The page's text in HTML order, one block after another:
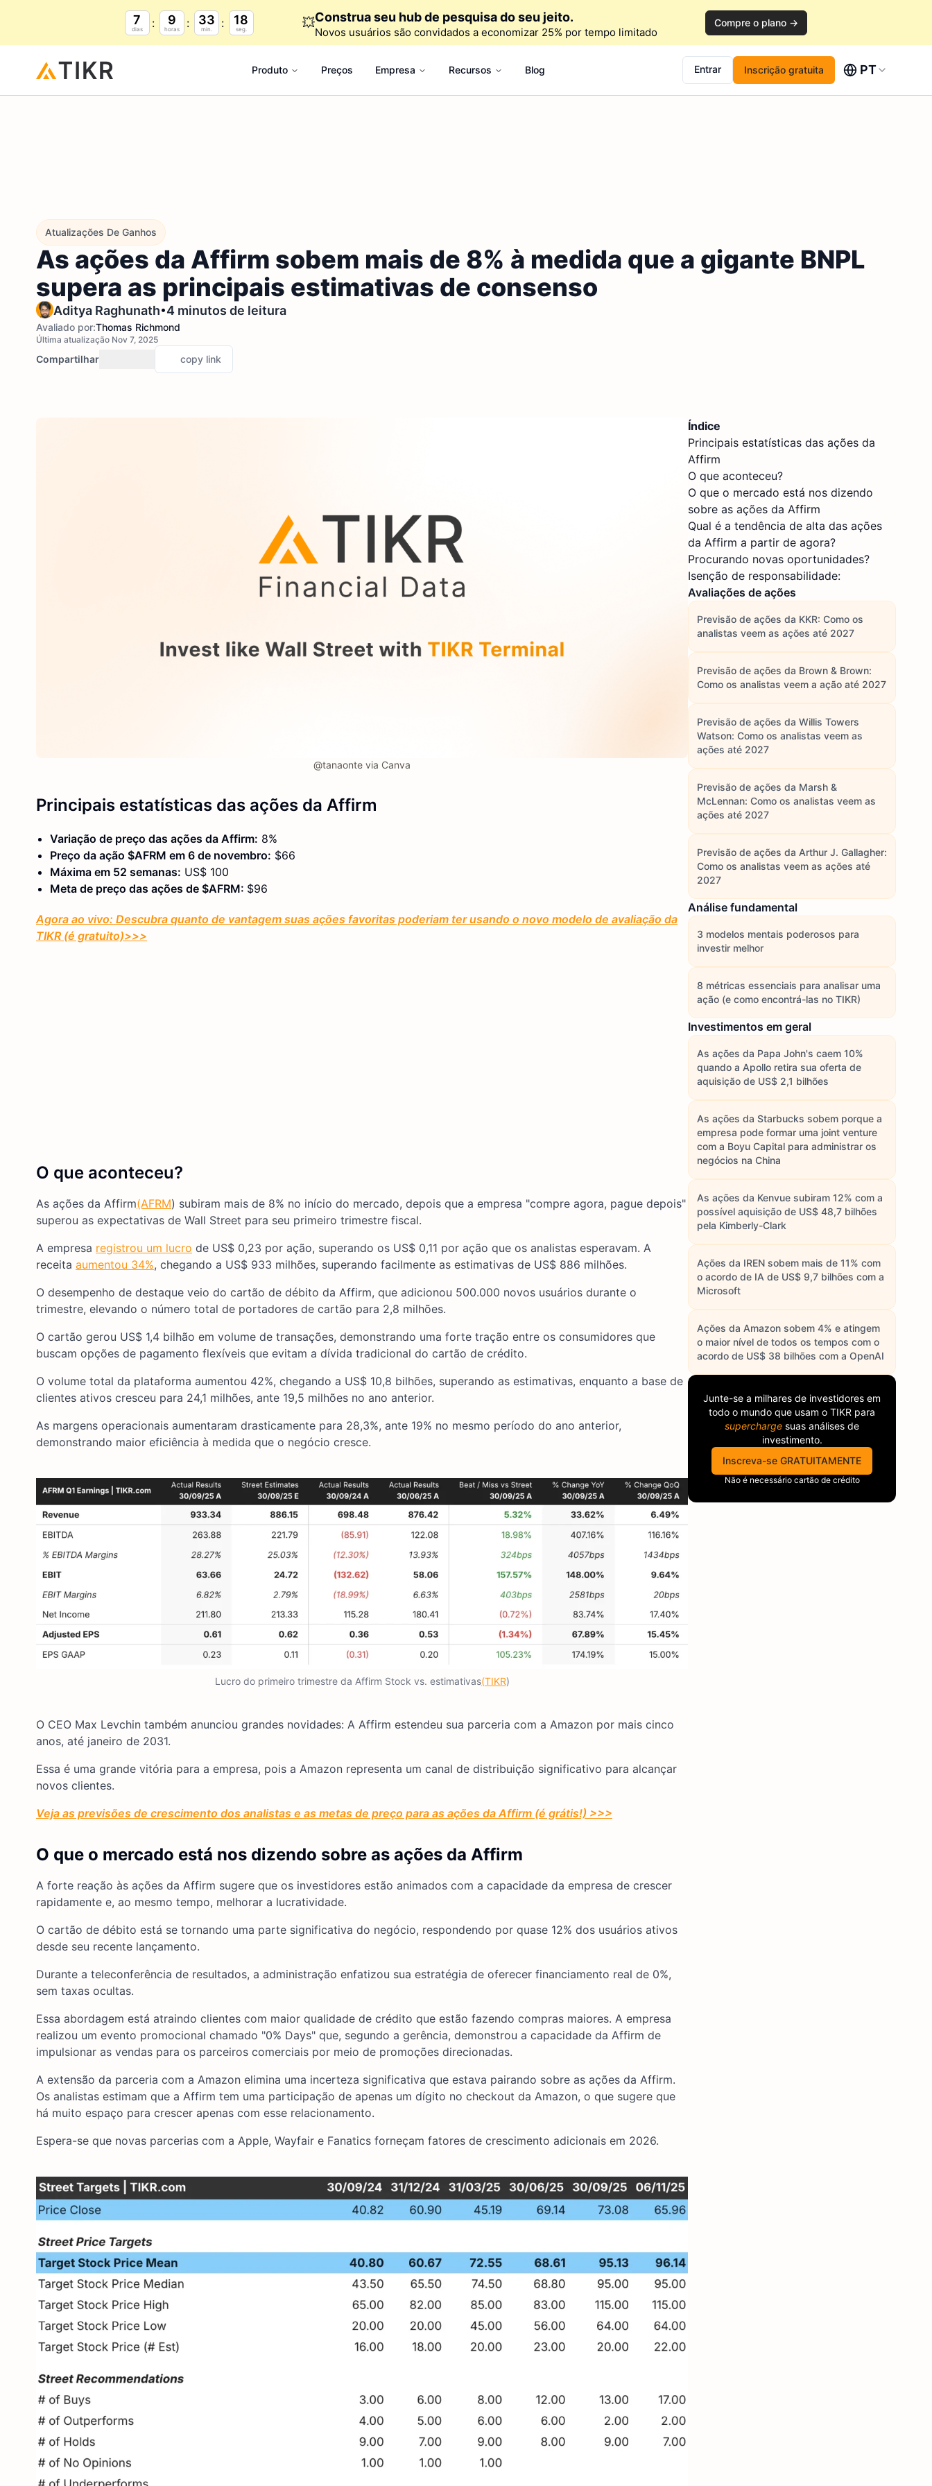
7
dias
9
horas
33
min.
17
seg. 💥Construa seu hub de pesquisa do seu jeito.
Novos usuários são convidados a economizar 25% por tempo limitado
Compre o plano →
Produto Preços Empresa Recursos Blog Entrar Inscrição gratuita PT
Atualizações De Ganhos
As ações da Affirm sobem mais de 8% à medida que a gigante BNPL
supera as principais estimativas de consenso
Aditya Raghunath•4 minutos de leitura
Avaliado por:Thomas Richmond
Última atualização Nov 7, 2025
Compartilhar copy link
@tanaonte via Canva
Principais estatísticas das ações da Affirm
Variação de preço das ações da Affirm: 8%
Preço da ação $AFRM em 6 de novembro: $66
Máxima em 52 semanas: US$ 100
Meta de preço das ações de $AFRM: $96
Agora ao vivo: Descubra quanto de vantagem suas ações favoritas poderiam ter usando o novo modelo de avaliação da
TIKR (é gratuito)>>>
O que aconteceu?
As ações da Affirm(AFRM) subiram mais de 8% no início do mercado, depois que a empresa "compre agora, pague depois"
superou as expectativas de Wall Street para seu primeiro trimestre fiscal.
A empresa registrou um lucro de US$ 0,23 por ação, superando os US$ 0,11 por ação que os analistas esperavam. A
receita aumentou 34%, chegando a US$ 933 milhões, superando facilmente as estimativas de US$ 886 milhões.
O desempenho de destaque veio do cartão de débito da Affirm, que adicionou 500.000 novos usuários durante o
trimestre, elevando o número total de portadores de cartão para 2,8 milhões.
O cartão gerou US$ 1,4 bilhão em volume de transações, demonstrando uma forte tração entre os consumidores que
buscam opções de pagamento flexíveis que evitam a dívida tradicional do cartão de crédito.
O volume total da plataforma aumentou 42%, chegando a US$ 10,8 bilhões, superando as estimativas, enquanto a base de
clientes ativos cresceu para 24,1 milhões, ante 19,5 milhões no ano anterior.
As margens operacionais aumentaram drasticamente para 28,3%, ante 19% no mesmo período do ano anterior,
demonstrando maior eficiência à medida que o negócio cresce.
Lucro do primeiro trimestre da Affirm Stock vs. estimativas(TIKR)
O CEO Max Levchin também anunciou grandes novidades: A Affirm estendeu sua parceria com a Amazon por mais cinco
anos, até janeiro de 2031.
Essa é uma grande vitória para a empresa, pois a Amazon representa um canal de distribuição significativo para alcançar
novos clientes.
Veja as previsões de crescimento dos analistas e as metas de preço para as ações da Affirm (é grátis!) >>>
O que o mercado está nos dizendo sobre as ações da Affirm
A forte reação às ações da Affirm sugere que os investidores estão animados com a capacidade da empresa de crescer
rapidamente e, ao mesmo tempo, melhorar a lucratividade.
O cartão de débito está se tornando uma parte significativa do negócio, respondendo por quase 12% dos usuários ativos
desde seu recente lançamento.
Durante a teleconferência de resultados, a administração enfatizou sua estratégia de oferecer financiamento real de 0%,
sem taxas ocultas.
Essa abordagem está atraindo clientes com maior qualidade de crédito que estão fazendo compras maiores. A empresa
realizou um evento promocional chamado "0% Days" que, segundo a gerência, demonstrou a capacidade da Affirm de
impulsionar as vendas para os parceiros comerciais por meio de promoções direcionadas.
A extensão da parceria com a Amazon elimina uma incerteza significativa que estava pairando sobre as ações da Affirm.
Os analistas estimam que a Affirm tem uma participação de apenas um dígito no checkout da Amazon, o que sugere que
há muito espaço para crescer apenas com esse relacionamento.
Espera-se que novas parcerias com a Apple, Wayfair e Fanatics forneçam fatores de crescimento adicionais em 2026.
Índice
Principais estatísticas das ações da
Affirm
O que aconteceu?
O que o mercado está nos dizendo
sobre as ações da Affirm
Qual é a tendência de alta das ações
da Affirm a partir de agora?
Procurando novas oportunidades?
Isenção de responsabilidade:
Avaliações de ações
Previsão de ações da KKR: Como os
analistas veem as ações até 2027
Previsão de ações da Brown & Brown:
Como os analistas veem a ação até 2027
Previsão de ações da Willis Towers
Watson: Como os analistas veem as
ações até 2027
Previsão de ações da Marsh &
McLennan: Como os analistas veem as
ações até 2027
Previsão de ações da Arthur J. Gallagher:
Como os analistas veem as ações até
2027
Análise fundamental
3 modelos mentais poderosos para
investir melhor
8 métricas essenciais para analisar uma
ação (e como encontrá-las no TIKR)
Investimentos em geral
As ações da Papa John's caem 10%
quando a Apollo retira sua oferta de
aquisição de US$ 2,1 bilhões
As ações da Starbucks sobem porque a
empresa pode formar uma joint venture
com a Boyu Capital para administrar os
negócios na China
As ações da Kenvue subiram 12% com a
possível aquisição de US$ 48,7 bilhões
pela Kimberly-Clark
Ações da IREN sobem mais de 11% com
o acordo de IA de US$ 9,7 bilhões com a
Microsoft
Ações da Amazon sobem 4% e atingem
o maior nível de todos os tempos com o
acordo de US$ 38 bilhões com a OpenAI
Junte-se a milhares de investidores em
todo o mundo que usam o TIKR para
supercharge suas análises de
investimento.
Inscreva-se GRATUITAMENTE
Não é necessário cartão de crédito